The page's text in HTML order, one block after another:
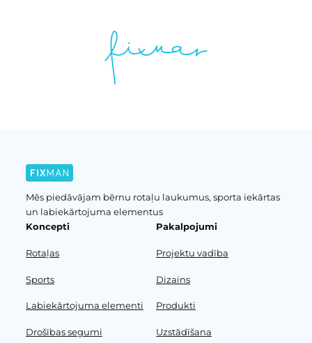
Mēs piedāvājam bērnu rotaļu laukumus, sporta iekārtas
un labiekārtojuma elementus
Koncepti
Rotaļas
Sports
Labiekārtojuma elementi
Drošības segumi
Pakalpojumi
Projektu vadība
Dizains
Produkti
Uzstādīšana